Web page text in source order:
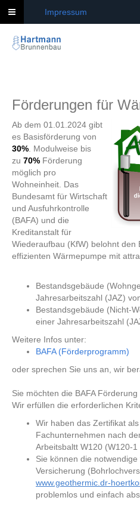
Impressum
Förderungen für
Ab dem 01.01.2024 gibt
es Basisförderung von
30% . Modulweise bis
zu 70% Förderung
möglich pro
Wohneinheit. Das
Bundesamt für Wirtschaft
und Ausfuhrkontrolle
(BAFA) und die
Kreditanstalt für
Wiederaufbau (KfW) belohnt den
effizienten Wärmepumpe mit
Bestandsgebäude
Jahresarbeitszahl (JAZ)
Bestandsgebäude (Nicht-
einer Jahresarbeitszahl
Weitere Infos unter:
BAFA (Förderprogramm)
oder sprechen Sie uns an, wir
Sie möchten die BAFA
Wir erfüllen die erforderlichen
Wir haben das Zertifikat als
Fachunternehmen nach
Arbeitsbaltt W120 (W120-1
Sie können die
Versicherung
www.geothermic.dr-
problemlos und einfach